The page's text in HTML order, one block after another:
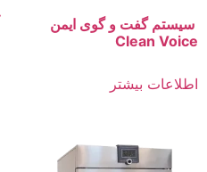
سیستم گفت و گوی ایمن
Clean Voice
اطلاعات بیشتر